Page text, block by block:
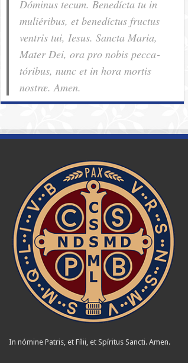
Dóminus tecum. Benedícta tu in
muliéribus, et benedíctus fructus
ventris tui, Iesus. Sancta Maria,
Mater Dei, ora pro nobis pec­ca­
tóribus, nunc et in hora mortis
nostræ. Amen.
In nómine Patris, et Fílii, et Spíritus Sancti. Amen.